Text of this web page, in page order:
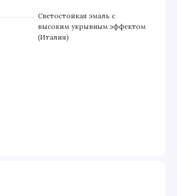
Светостойкая эмаль с
высоким укрывным эффектом
(Италия)